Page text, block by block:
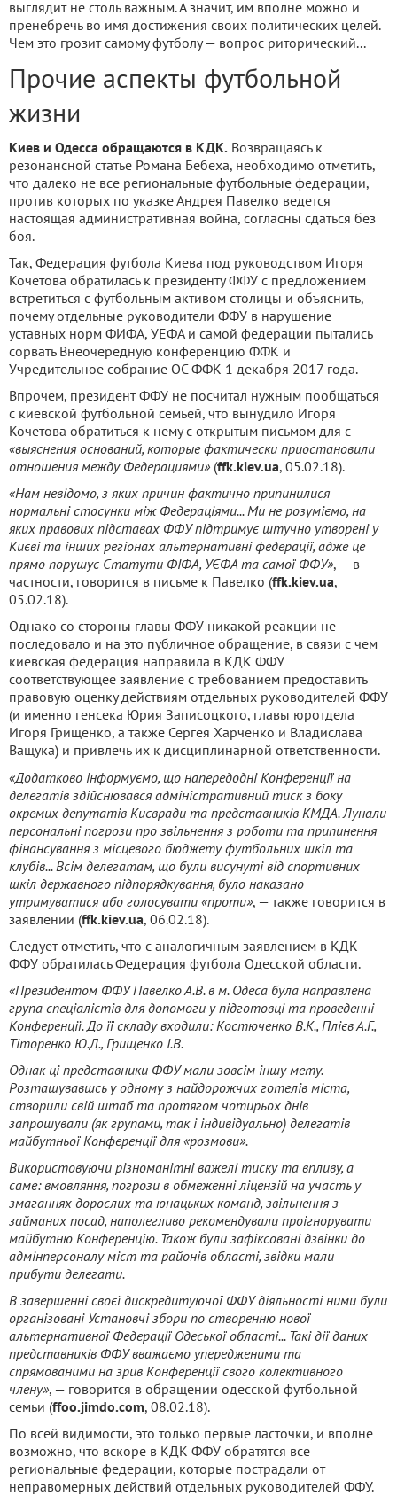
выглядит не столь важным. А значит, им вполне можно и
пренебречь во имя достижения своих политических целей.
Чем это грозит самому футболу — вопрос риторический...
Прочие аспекты футбольной
жизни
Киев и Одесса обращаются в КДК. Возвращаясь к
резонансной статье Романа Бебеха, необходимо отметить,
что далеко не все региональные футбольные федерации,
против которых по указке Андрея Павелко ведется
настоящая административная война, согласны сдаться без
боя.
Так, Федерация футбола Киева под руководством Игоря
Кочетова обратилась к президенту ФФУ с предложением
встретиться с футбольным активом столицы и объяснить,
почему отдельные руководители ФФУ в нарушение
уставных норм ФИФА, УЕФА и самой федерации пытались
сорвать Внеочередную конференцию ФФК и
Учредительное собрание ОС ФФК 1 декабря 2017 года.
Впрочем, президент ФФУ не посчитал нужным пообщаться
с киевской футбольной семьей, что вынудило Игоря
Кочетова обратиться к нему с открытым письмом для с
«выяснения оснований, которые фактически приостановили
отношения между Федерациями» (ffk.kiev.ua, 05.02.18).
«Нам невідомо, з яких причин фактично припинилися
нормальні стосунки між Федераціями... Ми не розуміємо, на
яких правових підставах ФФУ підтримує штучно утворені у
Києві та інших регіонах альтернативні федерації, адже це
прямо порушує Статути ФІФА, УЄФА та самої ФФУ», — в
частности, говорится в письме к Павелко (ffk.kiev.ua,
05.02.18).
Однако со стороны главы ФФУ никакой реакции не
последовало и на это публичное обращение, в связи с чем
киевская федерация направила в КДК ФФУ
соответствующее заявление с требованием предоставить
правовую оценку действиям отдельных руководителей ФФУ
(и именно генсека Юрия Записоцкого, главы юротдела
Игоря Грищенко, а также Сергея Харченко и Владислава
Ващука) и привлечь их к дисциплинарной ответственности.
«Додатково інформуємо, що напередодні Конференції на
делегатів здійснювався адміністративний тиск з боку
окремих депутатів Києвради та представників КМДА. Лунали
персональні погрози про звільнення з роботи та припинення
фінансування з місцевого бюджету футбольних шкіл та
клубів... Всім делегатам, що були висунуті від спортивних
шкіл державного підпорядкування, було наказано
утримуватися або голосувати «проти», — также говорится в
заявлении (ffk.kiev.ua, 06.02.18).
Следует отметить, что с аналогичным заявлением в КДК
ФФУ обратилась Федерация футбола Одесской области.
«Президентом ФФУ Павелко А.В. в м. Одеса була направлена
група спеціалістів для допомоги у підготовці та проведенні
Конференції. До її складу входили: Костюченко В.К., Плієв А.Г.,
Тіторенко Ю.Д., Грищенко І.В.
Однак ці представники ФФУ мали зовсім іншу мету.
Розташувавшсь у одному з найдорожчих готелів міста,
створили свій штаб та протягом чотирьох днів
запрошували (як групами, так і індивідуально) делегатів
майбутньої Конференції для «розмови».
Використовуючи різноманітні важелі тиску та впливу, а
саме: вмовляння, погрози в обмеженні ліцензій на участь у
змаганнях дорослих та юнацьких команд, звільнення з
займаних посад, наполегливо рекомендували проігнорувати
майбутню Конференцію. Також були зафіксовані дзвінки до
адмінперсоналу міст та районів області, звідки мали
прибути делегати.
В завершенні своєї дискредитуючої ФФУ діяльності ними були
організовані Установчі збори по створенню нової
альтернативної Федерації Одеської області... Такі дії даних
представників ФФУ вважаємо упередженими та
спрямованими на зрив Конференції свого колективного
члену», — говорится в обращении одесской футбольной
семьи (ffoo.jimdo.com, 08.02.18).
По всей видимости, это только первые ласточки, и вполне
возможно, что вскоре в КДК ФФУ обратятся все
региональные федерации, которые пострадали от
неправомерных действий отдельных руководителей ФФУ.